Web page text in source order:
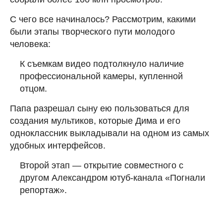
С чего все начиналось? Рассмотрим, какими
были этапы творческого пути молодого
человека:
К съемкам видео подтолкнуло наличие
профессиональной камеры, купленной
отцом.
Папа разрешал сыну ею пользоваться для
создания мультиков, которые Дима и его
одноклассник выкладывали на одном из самых
удобных интерфейсов.
Второй этап — открытие совместного с
другом Александром ютуб-канала «Погнали
репортаж».